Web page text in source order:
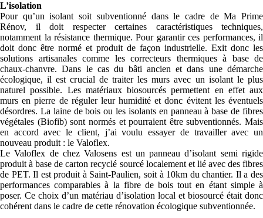
L’isolation
Pour qu’un isolant soit subventionné dans le cadre de Ma Prime
Rénov, il doit respecter certaines caractéristiques techniques,
notamment la résistance thermique. Pour garantir ces performances, il
doit donc être normé et produit de façon industrielle. Exit donc les
solutions artisanales comme les correcteurs thermiques à base de
chaux-chanvre. Dans le cas du bâti ancien et dans une démarche
écologique, il est crucial de traiter les murs avec un isolant le plus
naturel possible. Les matériaux biosourcés permettent en effet aux
murs en pierre de réguler leur humidité et donc évitent les éventuels
désordres. La laine de bois ou les isolants en panneau à base de fibres
végétales (Biofib) sont normés et pourraient être subventionnés. Mais
en accord avec le client, j’ai voulu essayer de travailler avec un
nouveau produit : le Valoflex.
Le Valoflex de chezValosens est un panneau d’isolant semi rigide
produit à base de carton recyclé sourcé localement et lié avec des fibres
de PET. Il est produit à Saint-Paulien, soit à 10km du chantier. Il a des
performances comparables à la fibre de bois tout en étant simple à
poser. Ce choix d’un matériau d’isolation local et biosourcé était donc
cohérent dans le cadre de cette rénovation écologique subventionnée.